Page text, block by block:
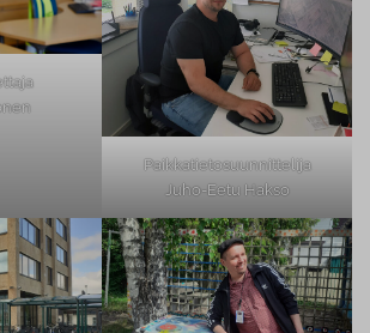
Paikkatietosuunnittelija
Juho-Eetu Hakso